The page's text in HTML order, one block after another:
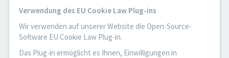
Verwendung des EU Cookie Law Plug-ins
Wir verwenden auf unserer Website die Open-Source-
Software EU Cookie Law Plug-in.
Das Plug-in ermöglicht es Ihnen, Einwilligungen in